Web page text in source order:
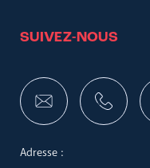
SUIVEZ-NOUS
Adresse :